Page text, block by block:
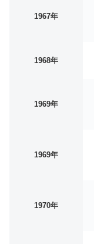
1967年
1968年
1969年
1969年
1970年